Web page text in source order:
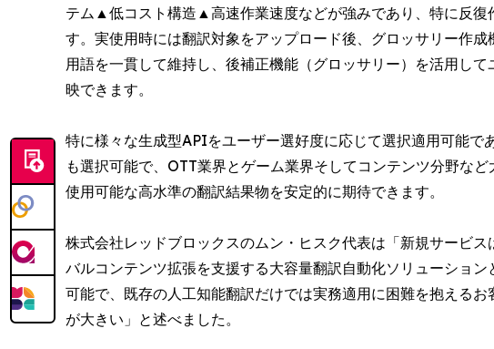
テム▲低コスト構造▲高速作業速度などが強みであり、特に反復
す。実使用時には翻訳対象をアップロード後、グロッサリー作
用語を一貫して維持し、後補正機能（グロッサリー）を活用し
映できます。
特に様々な生成型APIをユーザー選好度に応じて選択適用可能で
も選択可能で、OTT業界とゲーム業界そしてコンテンツ分野な
使用可能な高水準の翻訳結果物を安定的に期待できます。
株式会社レッドブロックスのムン・ヒスク代表は「新規サービ
バルコンテンツ拡張を支援する大容量翻訳自動化ソリューショ
可能で、既存の人工知能翻訳だけでは実務適用に困難を抱える
が大きい」と述べました。